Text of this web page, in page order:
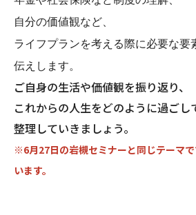
自分の価値観など、
ライフプランを考える際に必要な要
伝えします。
ご自身の生活や価値観を振り返り、
これからの人生をどのように過ごし
整理していきましょう。
※6月27日の岩槻セミナーと同じテーマ
います。